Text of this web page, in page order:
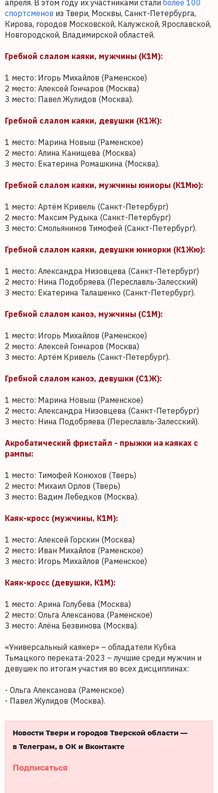
апреля. В этом году их участниками стали более 100
спортсменов из Твери, Москвы, Санкт-Петербурга,
Кирова, городов Московской, Калужской, Ярославской,
Новгородской, Владимирской областей.
Гребной слалом каяки, мужчины (К1М):
1 место: Игорь Михайлов (Раменское)
2 место: Алексей Гончаров (Москва)
3 место: Павел Жулидов (Москва).
Гребной слалом каяки, девушки (К1Ж):
1 место: Марина Новыш (Раменское)
2 место: Алина Канищева (Москва)
3 место: Екатерина Ромашкина (Москва).
Гребной слалом каяки, мужчины юниоры (К1Мю):
1 место: Артём Кривель (Санкт-Петербург)
2 место: Максим Рудыка (Санкт-Петербург)
3 место: Смольянинов Тимофей (Санкт-Петербург).
Гребной слалом каяки, девушки юниорки (К1Жю):
1 место: Александра Низовцева (Санкт-Петербург)
2 место: Нина Подобряева (Переславль-Залесский)
3 место: Екатерина Талашенко (Санкт-Петербург).
Гребной слалом каноэ, мужчины (С1М):
1 место: Игорь Михайлов (Раменское)
2 место: Алексей Гончаров (Москва)
3 место: Артём Кривель (Санкт-Петербург).
Гребной слалом каноэ, девушки (С1Ж):
1 место: Марина Новыш (Раменское)
2 место: Александра Низовцева (Санкт-Петербург)
3 место: Нина Подобряева (Переславль-Залесский).
Акробатический фристайл - прыжки на каяках с
рампы:
1 место: Тимофей Конюхов (Тверь)
2 место: Михаил Орлов (Тверь)
3 место: Вадим Лебедков (Москва).
Каяк-кросс (мужчины, К1М):
1 место: Алексей Горскин (Москва)
2 место: Иван Михайлов (Раменское)
3 место: Игорь Михайлов (Раменское)
Каяк-кросс (девушки, К1М):
1 место: Арина Голубева (Москва)
2 место: Ольга Алексанова (Раменское)
3 место: Алёна Безвинова (Москва).
«Универсальный каякер» – обладатели Кубка
Тьмацкого переката-2023 – лучшие среди мужчин и
девушек по итогам участия во всех дисциплинах:
- Ольга Алексанова (Раменское)
- Павел Жулидов (Москва).
Новости Твери и городов Тверской области —
в Телеграм, в ОК и Вконтакте
Подписаться